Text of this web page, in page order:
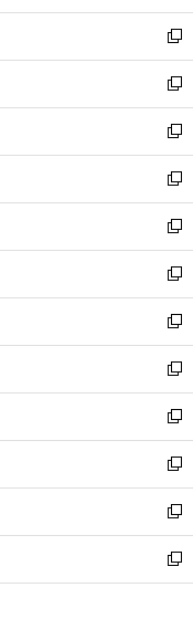
開
く
ウ
で
開
く
ン
ド
ウ
で
開
く
ウ
ィ
ン
ド
ウ
で
開
く
新
し
い
ウ
ィ
ン
ド
ウ
で
開
く
新
し
い
ウ
ィ
ン
ド
ウ
で
開
く
新
し
い
ウ
ィ
ン
ド
ウ
で
開
く
新
し
い
ウ
ィ
ン
ド
ウ
で
開
く
新
し
い
ウ
ィ
ン
ド
ウ
で
開
く
新
し
い
ウ
ィ
ン
ド
ウ
で
開
く
新
し
い
ウ
ィ
ン
ド
ウ
で
開
く
新
し
い
ウ
ィ
ン
ド
ウ
で
開
新
し
い
ウ
ィ
ン
ド
ウ
新
し
い
ウ
ィ
ン
新
し
い
ウ
新
し